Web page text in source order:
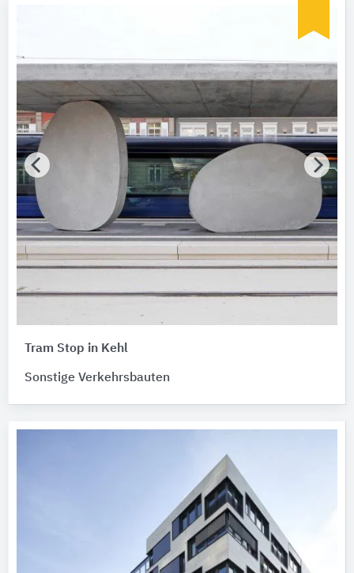
Tram Stop in Kehl
Sonstige Verkehrsbauten